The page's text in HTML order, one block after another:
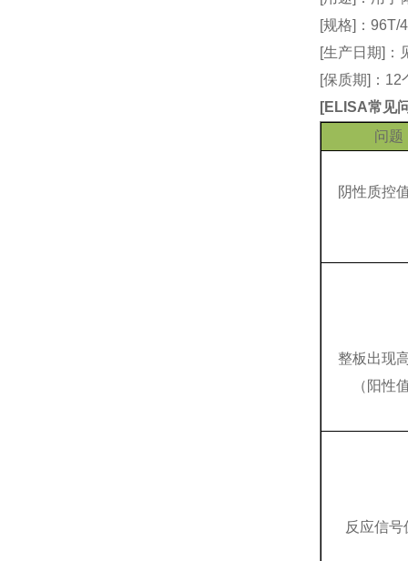
[规格]：96T/
[生产日期]：
[保质期]：
[ELISA常见
问题
阴性质控
整板出现
（阳性
反应信号